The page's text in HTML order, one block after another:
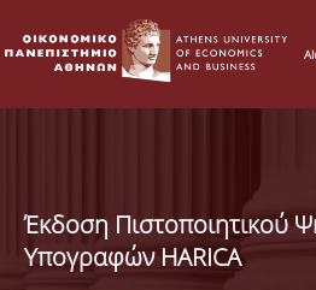
Έκδοση Πιστοποιητικού
Υπογραφών HARICA